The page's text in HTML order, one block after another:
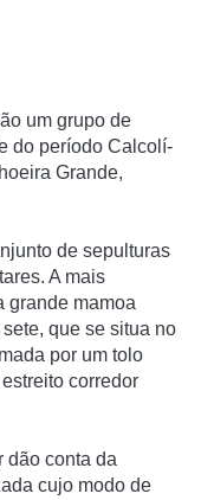
um grupo de
do perí­odo Calcolí­
Grande,
de sepulturas
A mais
grande mamoa
que se situa no
por um tolo
corredor
dão conta da
cujo modo de